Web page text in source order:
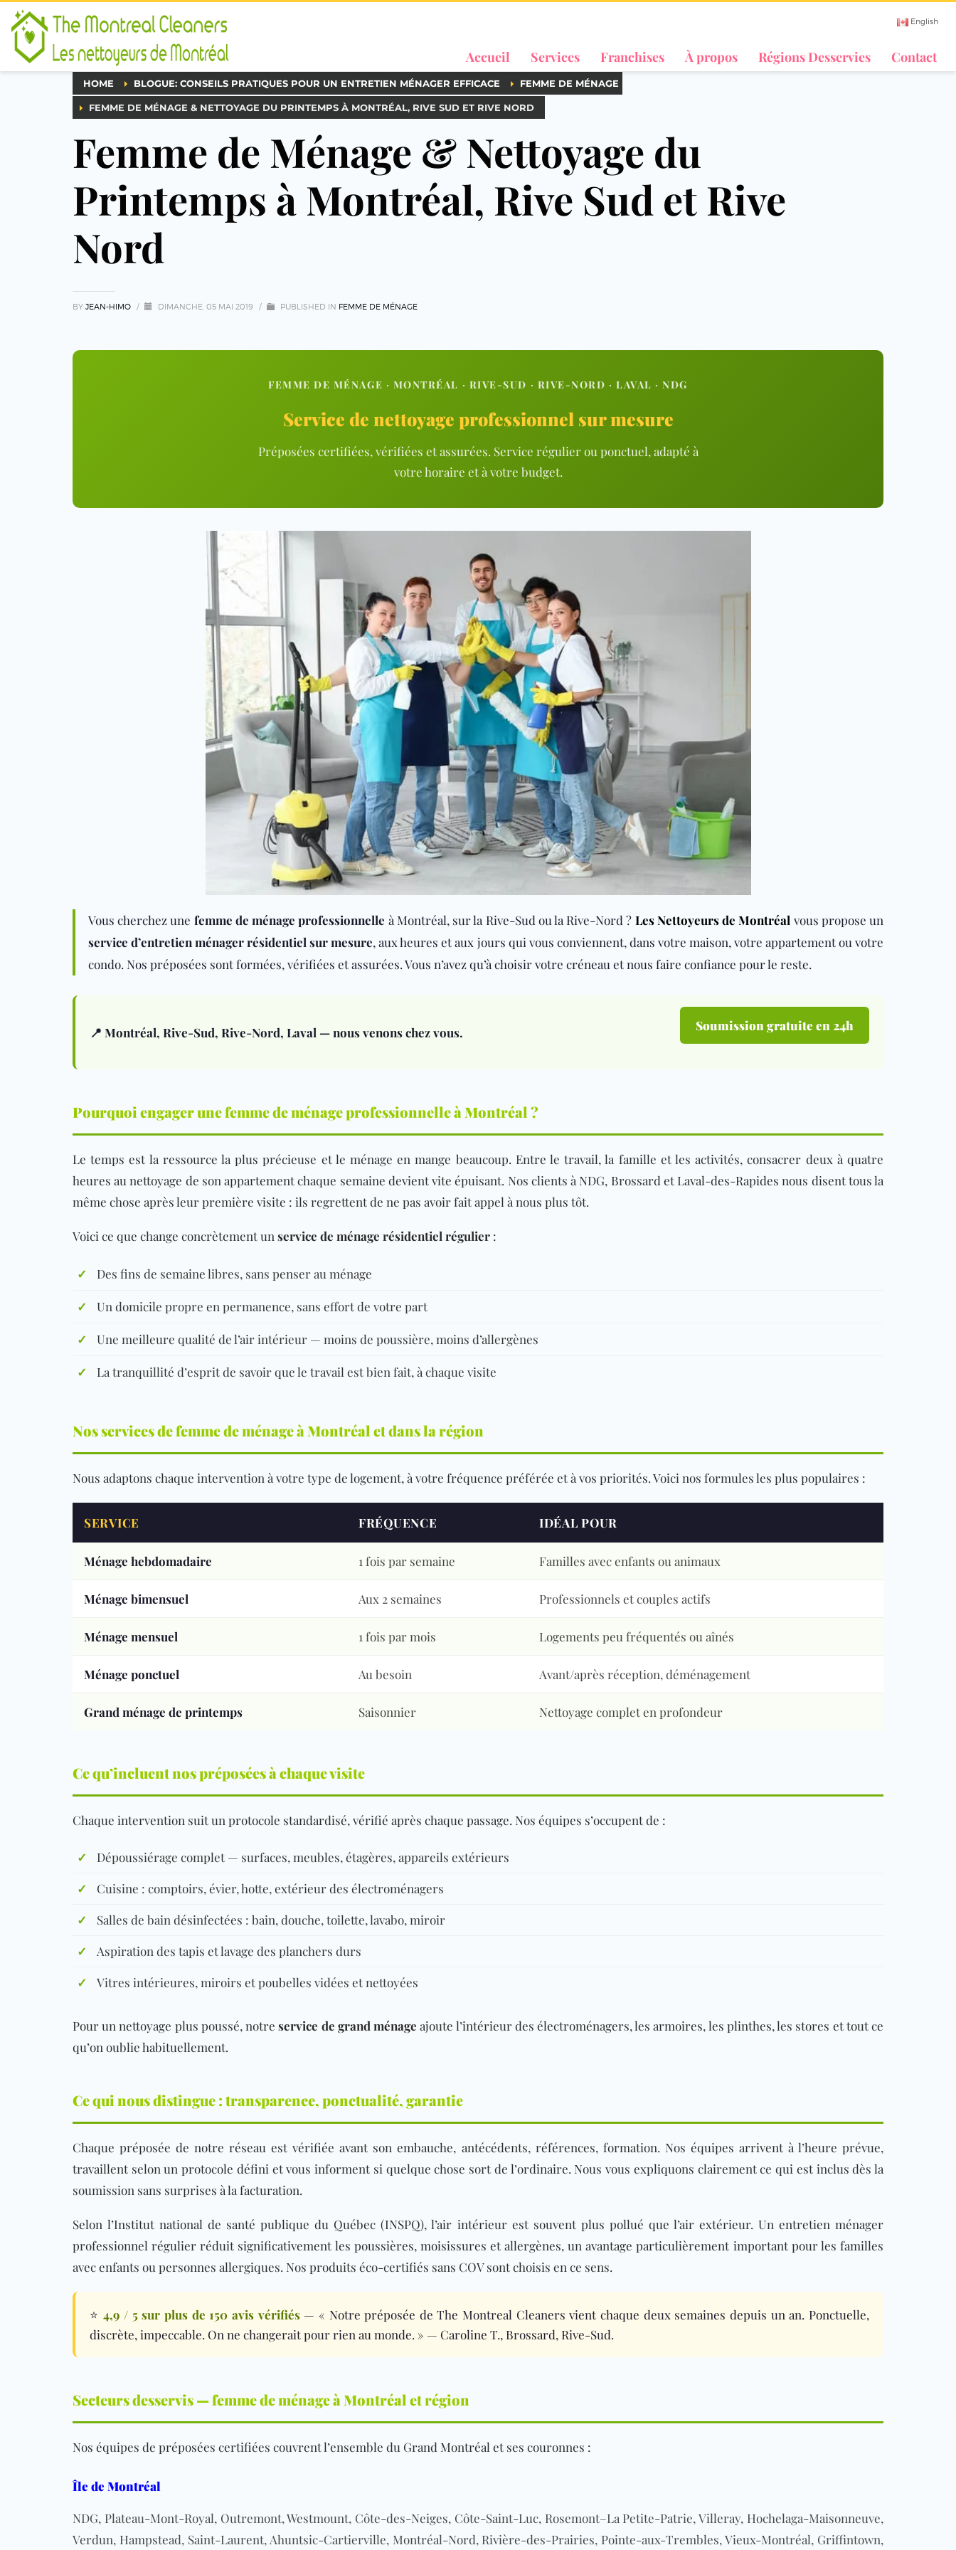
English
Accueil Services Franchises À propos Régions Desservies Contact
HOME BLOGUE: CONSEILS PRATIQUES POUR UN ENTRETIEN MÉNAGER EFFICACE FEMME DE MÉNAGE
FEMME DE MÉNAGE & NETTOYAGE DU PRINTEMPS À MONTRÉAL, RIVE SUD ET RIVE NORD
Femme de Ménage & Nettoyage du
Printemps à Montréal, Rive Sud et Rive
Nord
BY JEAN-HIMO / DIMANCHE, 05 MAI 2019 / PUBLISHED IN FEMME DE MÉNAGE
FEMME DE MÉNAGE · MONTRÉAL · RIVE-SUD · RIVE-NORD · LAVAL · NDG
Service de nettoyage professionnel sur mesure
Préposées certifiées, vérifiées et assurées. Service régulier ou ponctuel, adapté à
votre horaire et à votre budget.
Vous cherchez une femme de ménage professionnelle à Montréal, sur la Rive-Sud ou la Rive-Nord ? Les Nettoyeurs de Montréal vous propose un
service d’entretien ménager résidentiel sur mesure, aux heures et aux jours qui vous conviennent, dans votre maison, votre appartement ou votre
condo. Nos préposées sont formées, vérifiées et assurées. Vous n’avez qu’à choisir votre créneau et nous faire confiance pour le reste.
📍 Montréal, Rive-Sud, Rive-Nord, Laval — nous venons chez vous. Soumission gratuite en 24h
Pourquoi engager une femme de ménage professionnelle à Montréal ?
Le temps est la ressource la plus précieuse et le ménage en mange beaucoup. Entre le travail, la famille et les activités, consacrer deux à quatre
heures au nettoyage de son appartement chaque semaine devient vite épuisant. Nos clients à NDG, Brossard et Laval-des-Rapides nous disent tous la
même chose après leur première visite : ils regrettent de ne pas avoir fait appel à nous plus tôt.
Voici ce que change concrètement un service de ménage résidentiel régulier :
✓ Des fins de semaine libres, sans penser au ménage
✓ Un domicile propre en permanence, sans effort de votre part
✓ Une meilleure qualité de l’air intérieur — moins de poussière, moins d’allergènes
✓ La tranquillité d’esprit de savoir que le travail est bien fait, à chaque visite
Nos services de femme de ménage à Montréal et dans la région
Nous adaptons chaque intervention à votre type de logement, à votre fréquence préférée et à vos priorités. Voici nos formules les plus populaires :
SERVICE FRÉQUENCE IDÉAL POUR
Ménage hebdomadaire 1 fois par semaine Familles avec enfants ou animaux
Ménage bimensuel Aux 2 semaines Professionnels et couples actifs
Ménage mensuel 1 fois par mois Logements peu fréquentés ou aînés
Ménage ponctuel Au besoin Avant/après réception, déménagement
Grand ménage de printemps Saisonnier Nettoyage complet en profondeur
Ce qu’incluent nos préposées à chaque visite
Chaque intervention suit un protocole standardisé, vérifié après chaque passage. Nos équipes s’occupent de :
✓
Dépoussiérage complet — surfaces, meubles, étagères, appareils extérieurs
✓
Cuisine : comptoirs, évier, hotte, extérieur des électroménagers
✓
Salles de bain désinfectées : bain, douche, toilette, lavabo, miroir
✓
Aspiration des tapis et lavage des planchers durs
✓
Vitres intérieures, miroirs et poubelles vidées et nettoyées
Pour un nettoyage plus poussé, notreservice de grand ménage ajoute l’intérieur des électroménagers, les armoires, les plinthes, les stores et tout ce
qu’on oublie habituellement.
Ce qui nous distingue : transparence, ponctualité, garantie
Chaque préposée de notre réseau est vérifiée avant son embauche, antécédents, références, formation. Nos équipes arrivent à l’heure prévue,
travaillent selon un protocole défini et vous informent si quelque chose sort de l’ordinaire. Nous vous expliquons clairement ce qui est inclus dès la
soumission sans surprises à la facturation.
Selonl’Institut national de santé publique du Québec (INSPQ), l’air intérieur est souvent plus pollué que l’air extérieur. Un entretien ménager
professionnel régulier réduit significativement les poussières, moisissures et allergènes, un avantage particulièrement important pour les familles
avec enfants ou personnes allergiques. Nos produits éco-certifiés sans COVsont choisis en ce sens.
⭐4,9 / 5 sur plus de 150 avis vérifiés— « Notre préposée de The Montreal Cleaners vient chaque deux semaines depuis un an. Ponctuelle,
discrète, impeccable. On ne changerait pour rien au monde. » — Caroline T., Brossard, Rive-Sud.
Secteurs desservis — femme de ménage à Montréal et région
Nos équipes de préposées certifiées couvrent l’ensemble du Grand Montréal et ses couronnes :
Île de Montréal
NDG, Plateau-Mont-Royal, Outremont, Westmount, Côte-des-Neiges, Côte-Saint-Luc, Rosemont–La Petite-Patrie, Villeray, Hochelaga-Maisonneuve,
Verdun, Hampstead, Saint-Laurent, Ahuntsic-Cartierville, Montréal-Nord, Rivière-des-Prairies, Pointe-aux-Trembles, Vieux-Montréal, Griffintown,